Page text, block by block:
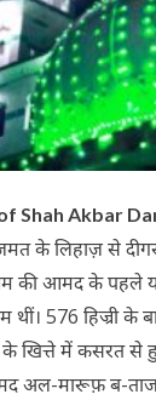
Shah Akbar
के लिहाज़ से
की आमद के पहले
576 हिज्री के
खित्ते में कसरत से
अल-मारूफ़ ब-